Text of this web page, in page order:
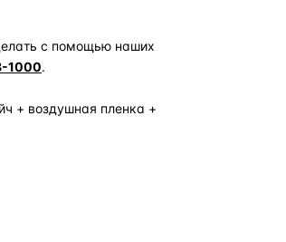
с помощью наших
1000.
+ воздушная пленка +